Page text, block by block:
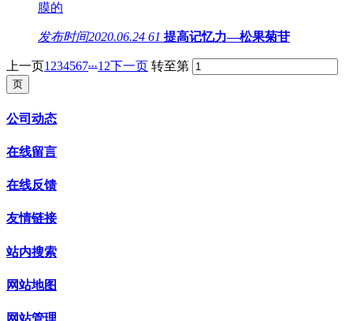
膜的
发布时间2020.06.24 61 提高记忆力—松果菊苷
上一页1 234567...12下一页 转至第
公司动态
在线留言
在线反馈
友情链接
站内搜索
网站地图